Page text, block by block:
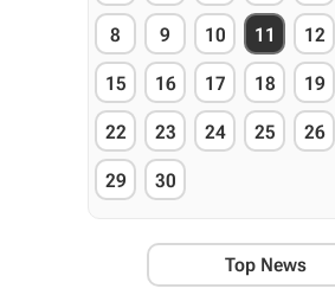
8 9 10 11 12
15 16 17 18 19
22 23 24 25 26
29 30
Top News